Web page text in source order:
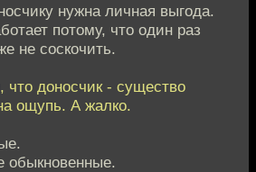
нужна личная выгода.
потому, что один раз
не соскочить.
что доносчик - существо
ощупь. А жалко.
обыкновенные.